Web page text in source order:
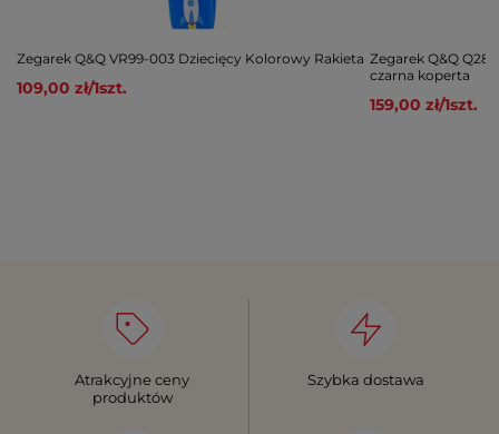
Zegarek Q&Q VR99-003 Dziecięcy Kolorowy Rakieta
109,00 zł/1szt.
Zegarek Q&Q
czarna koperta
159,00 zł/1szt.
Atrakcyjne ceny
produktów
Szybka dostawa